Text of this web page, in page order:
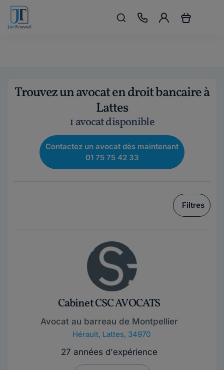
Trouvez un avocat en droit bancaire à
Lattes
1 avocat disponible
Contactez un avocat dès maintenant
01 75 75 42 33
Filtres
Cabinet CSC AVOCATS
Avocat au barreau de Montpellier
Hérault, Lattes, 34970
27 années d'expérience